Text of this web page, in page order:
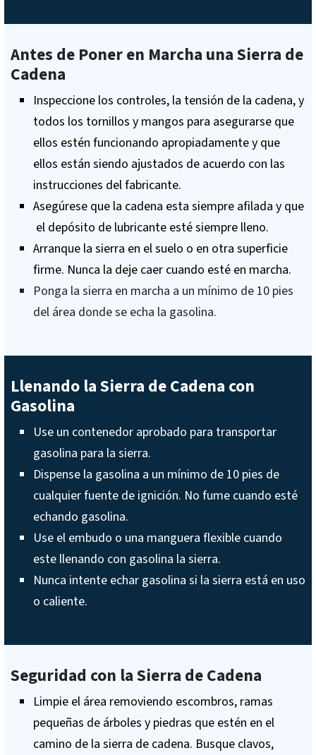
Antes de Poner en Marcha una Sierra de
Cadena
Inspeccione los controles, la tensión de la cadena, y
todos los tornillos y mangos para asegurarse que
ellos estén funcionando apropiadamente y que
ellos están siendo ajustados de acuerdo con las
instrucciones del fabricante.
Asegúrese que la cadena esta siempre afilada y que
el depósito de lubricante esté siempre lleno.
Arranque la sierra en el suelo o en otra superficie
firme. Nunca la deje caer cuando esté en marcha.
Ponga la sierra en marcha a un mínimo de 10 pies
del área donde se echa la gasolina.
Llenando la Sierra de Cadena con
Gasolina
Use un contenedor aprobado para transportar
gasolina para la sierra.
Dispense la gasolina a un mínimo de 10 pies de
cualquier fuente de ignición. No fume cuando esté
echando gasolina.
Use el embudo o una manguera flexible cuando
este llenando con gasolina la sierra.
Nunca intente echar gasolina si la sierra está en uso
o caliente.
Seguridad con la Sierra de Cadena
Limpie el área removiendo escombros, ramas
pequeñas de árboles y piedras que estén en el
camino de la sierra de cadena. Busque clavos,